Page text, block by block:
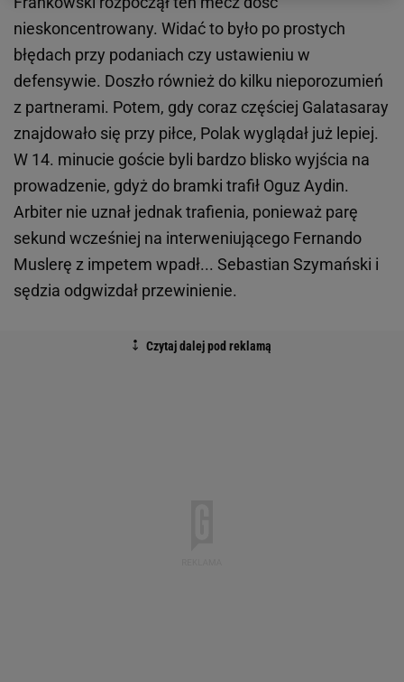
nieskoncentrowany. Widać to było po prostych
błędach przy podaniach czy ustawieniu w
defensywie. Doszło również do kilku nieporozumień
z partnerami. Potem, gdy coraz częściej Galatasaray
znajdowało się przy piłce, Polak wyglądał już lepiej.
W 14. minucie goście byli bardzo blisko wyjścia na
prowadzenie, gdyż do bramki trafił Oguz Aydin.
Arbiter nie uznał jednak trafienia, ponieważ parę
sekund wcześniej na interweniującego Fernando
Muslerę z impetem wpadł... Sebastian Szymański i
sędzia odgwizdał przewinienie.